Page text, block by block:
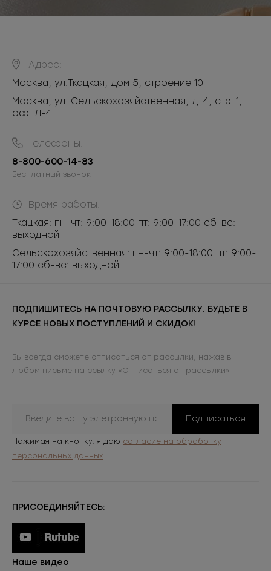
Адрес:
Москва, ул.Ткацкая, дом 5, строение 10
Москва, ул. Сельскохозяйственная, д. 4, стр. 1,
оф. Л-4
Телефоны:
8-800-600-14-83
Бесплатный звонок
Время работы:
Ткацкая: пн-чт: 9:00-18:00 пт: 9:00-17:00 сб-вс:
выходной
Сельскохозяйственная: пн-чт: 9:00-18:00 пт: 9:00-
17:00 сб-вс: выходной
ПОДПИШИТЕСЬ НА ПОЧТОВУЮ РАССЫЛКУ. БУДЬТЕ В
КУРСЕ НОВЫХ ПОСТУПЛЕНИЙ И СКИДОК!
Вы всегда сможете отписаться от рассылки, нажав в
любом письме на ссылку «Отписаться от рассылки»
Подписаться
Нажимая на кнопку, я даю согласие на обработку
персональных данных
ПРИСОЕДИНЯЙТЕСЬ:
Наше видео